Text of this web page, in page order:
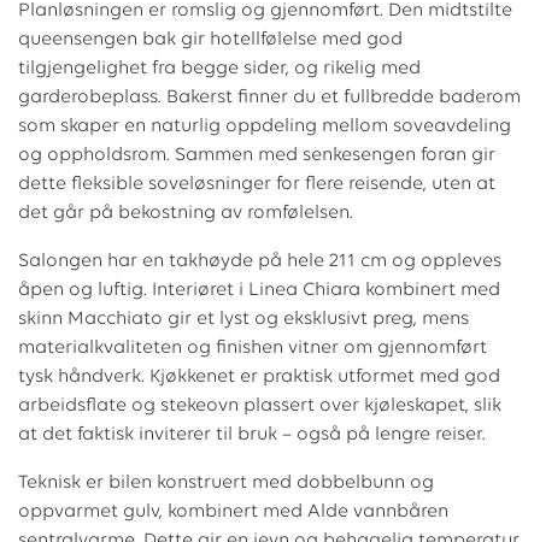
Planløsningen er romslig og gjennomført. Den midtstilte
queensengen bak gir hotellfølelse med god
tilgjengelighet fra begge sider, og rikelig med
garderobeplass. Bakerst finner du et fullbredde baderom
som skaper en naturlig oppdeling mellom soveavdeling
og oppholdsrom. Sammen med senkesengen foran gir
dette fleksible soveløsninger for flere reisende, uten at
det går på bekostning av romfølelsen.
Salongen har en takhøyde på hele 211 cm og oppleves
åpen og luftig. Interiøret i Linea Chiara kombinert med
skinn Macchiato gir et lyst og eksklusivt preg, mens
materialkvaliteten og finishen vitner om gjennomført
tysk håndverk. Kjøkkenet er praktisk utformet med god
arbeidsflate og stekeovn plassert over kjøleskapet, slik
at det faktisk inviterer til bruk – også på lengre reiser.
Teknisk er bilen konstruert med dobbelbunn og
oppvarmet gulv, kombinert med Alde vannbåren